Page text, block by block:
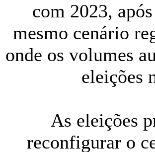
com 2023,
mesmo cenário
onde os volumes
eleições
As eleições
reconfigurar o